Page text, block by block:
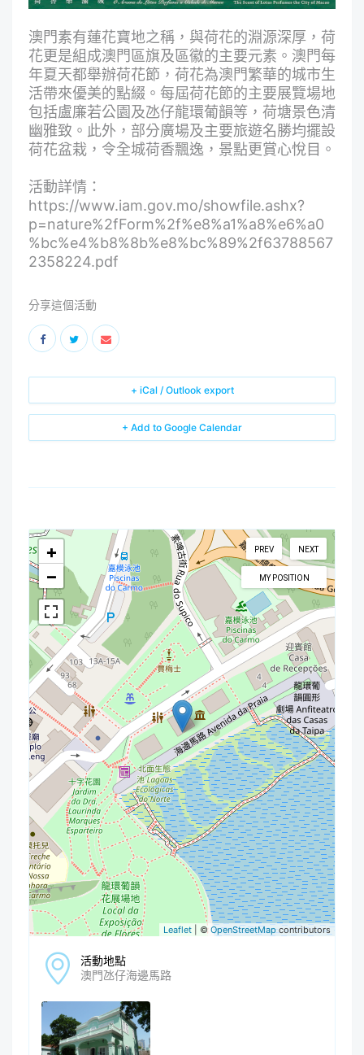
澳門素有蓮花寶地之稱，與荷花的淵源深厚，荷
花更是組成澳門區旗及區徽的主要元素。澳門每
年夏天都舉辦荷花節，荷花為澳門繁華的城市生
活帶來優美的點綴。每屆荷花節的主要展覽場地
包括盧廉若公園及氹仔龍環葡韻等，荷塘景色清
幽雅致。此外，部分廣場及主要旅遊名勝均擺設
荷花盆栽，令全城荷香飄逸，景點更賞心悅目。
活動詳情：
https://www.iam.gov.mo/showfile.ashx?
p=nature%2fForm%2f%e8%a1%a8%e6%a0
%bc%e4%b8%8b%e8%bc%89%2f63788567
2358224.pdf
分享這個活動
+ Add to Google Calendar
+ iCal / Outlook export
NEXT
PREV
MY POSITION
+
−
Leaflet | © OpenStreetMapcontributors
活動地點
澳門氹仔海邊馬路